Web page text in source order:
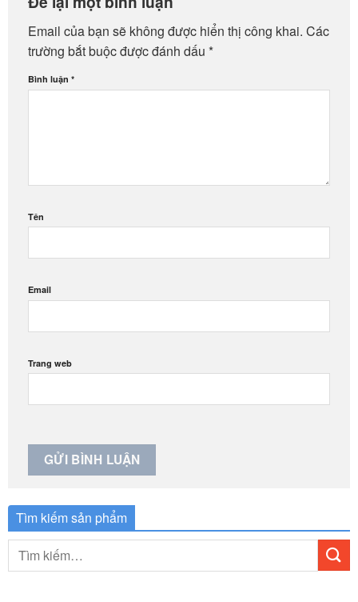
Email của bạn sẽ không được hiển thị công khai. Các
trường bắt buộc được đánh dấu *
Bình luận *
Tên
Email
Trang web
Tìm kiếm sản phẩm
kiếm: